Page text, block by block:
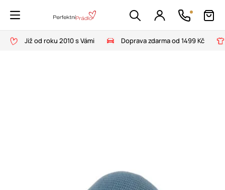
Již od roku 2010 s Vámi Doprava zdarma od 1499 Kč